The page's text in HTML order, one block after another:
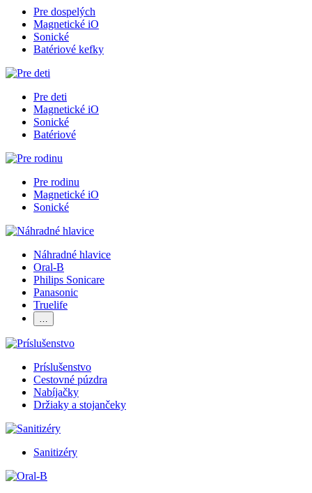
Pre dospelých
Magnetické iO
Sonické
Batériové kefky
Pre deti
Magnetické iO
Sonické
Batériové
Pre rodinu
Magnetické iO
Sonické
Náhradné hlavice
Oral-B
Philips Sonicare
Panasonic
Truelife
…
Príslušenstvo
Cestovné púzdra
Nabíjačky
Držiaky a stojančeky
Sanitizéry